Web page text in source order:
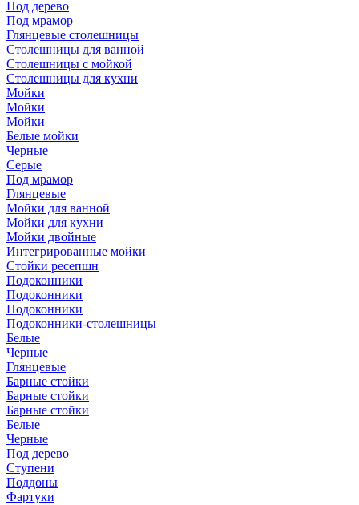
Под дерево
Под мрамор
Глянцевые столешницы
Столешницы для ванной
Столешницы с мойкой
Столешницы для кухни
Мойки
Мойки
Мойки
Белые мойки
Черные
Серые
Под мрамор
Глянцевые
Мойки для ванной
Мойки для кухни
Мойки двойные
Интегрированные мойки
Стойки ресепшн
Подоконники
Подоконники
Подоконники
Подоконники-столешницы
Белые
Черные
Глянцевые
Барные стойки
Барные стойки
Барные стойки
Белые
Черные
Под дерево
Ступени
Поддоны
Фартуки